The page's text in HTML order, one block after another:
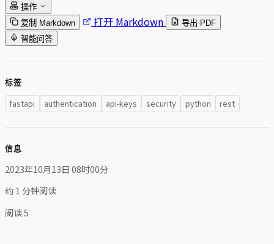
操作
复制 Markdown
打开 Markdown
导出 PDF
智能问答
标签
fastapi authentication api-keys security python rest
信息
2023年10月13日 08时00分
约 1 分钟阅读
阅读5